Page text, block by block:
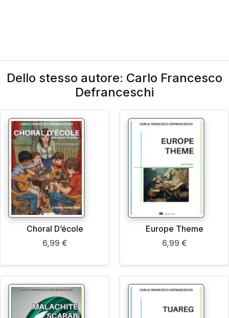
Dello stesso autore: Carlo Francesco
Defranceschi
Choral D’école
6,99 €
Europe Theme
6,99 €